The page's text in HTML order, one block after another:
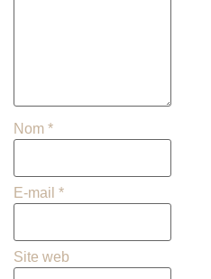
Nom *
E-mail *
Site web